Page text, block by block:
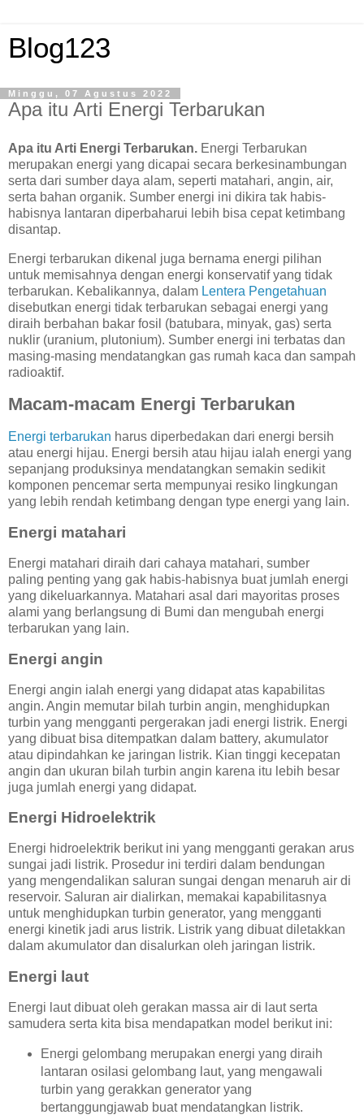
Blog123
Minggu, 07 Agustus 2022
Apa itu Arti Energi Terbarukan
Apa itu Arti Energi Terbarukan. Energi Terbarukan
merupakan energi yang dicapai secara berkesinambungan
serta dari sumber daya alam, seperti matahari, angin, air,
serta bahan organik. Sumber energi ini dikira tak habis-
habisnya lantaran diperbaharui lebih bisa cepat ketimbang
disantap.
Energi terbarukan dikenal juga bernama energi pilihan
untuk memisahnya dengan energi konservatif yang tidak
terbarukan. Kebalikannya, dalam Lentera Pengetahuan
disebutkan energi tidak terbarukan sebagai energi yang
diraih berbahan bakar fosil (batubara, minyak, gas) serta
nuklir (uranium, plutonium). Sumber energi ini terbatas dan
masing-masing mendatangkan gas rumah kaca dan sampah
radioaktif.
Macam-macam Energi Terbarukan
Energi terbarukan harus diperbedakan dari energi bersih
atau energi hijau. Energi bersih atau hijau ialah energi yang
sepanjang produksinya mendatangkan semakin sedikit
komponen pencemar serta mempunyai resiko lingkungan
yang lebih rendah ketimbang dengan type energi yang lain.
Energi matahari
Energi matahari diraih dari cahaya matahari, sumber
paling penting yang gak habis-habisnya buat jumlah energi
yang dikeluarkannya. Matahari asal dari mayoritas proses
alami yang berlangsung di Bumi dan mengubah energi
terbarukan yang lain.
Energi angin
Energi angin ialah energi yang didapat atas kapabilitas
angin. Angin memutar bilah turbin angin, menghidupkan
turbin yang mengganti pergerakan jadi energi listrik. Energi
yang dibuat bisa ditempatkan dalam battery, akumulator
atau dipindahkan ke jaringan listrik. Kian tinggi kecepatan
angin dan ukuran bilah turbin angin karena itu lebih besar
juga jumlah energi yang didapat.
Energi Hidroelektrik
Energi hidroelektrik berikut ini yang mengganti gerakan arus
sungai jadi listrik. Prosedur ini terdiri dalam bendungan
yang mengendalikan saluran sungai dengan menaruh air di
reservoir. Saluran air dialirkan, memakai kapabilitasnya
untuk menghidupkan turbin generator, yang mengganti
energi kinetik jadi arus listrik. Listrik yang dibuat diletakkan
dalam akumulator dan disalurkan oleh jaringan listrik.
Energi laut
Energi laut dibuat oleh gerakan massa air di laut serta
samudera serta kita bisa mendapatkan model berikut ini:
Energi gelombang merupakan energi yang diraih
lantaran osilasi gelombang laut, yang mengawali
turbin yang gerakkan generator yang
bertanggungjawab buat mendatangkan listrik.